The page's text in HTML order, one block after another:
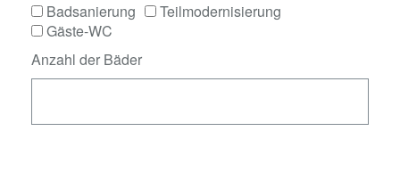
Badsanierung
Teilmodernisierung
Gäste-WC
Anzahl der Bäder